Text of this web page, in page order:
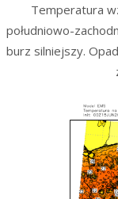
Temperatura
południowo-
burz silniejszy.